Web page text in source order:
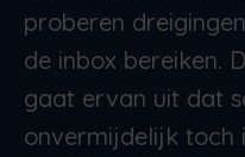
proberen
de inbox bereiken.
gaat ervan uit dat
onvermijdelijk toch